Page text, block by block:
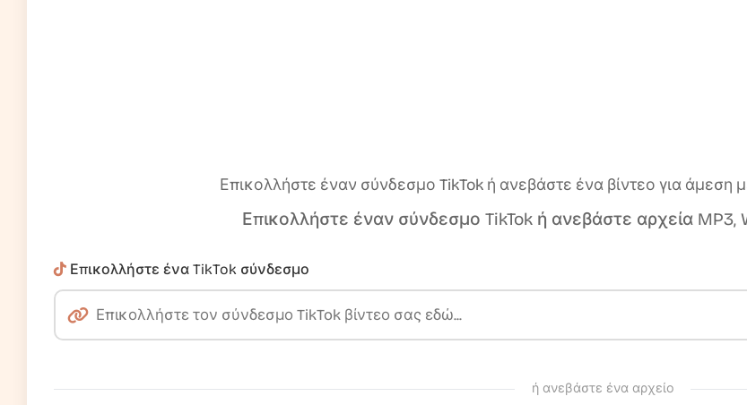
Επικολλήστε έναν σύνδεσμο TikTok ή ανεβάστε ένα βίντεο για άμεση
Επικολλήστε έναν σύνδεσμο TikTok ή ανεβάστε αρχεία MP3,
Επικολλήστε ένα TikTok σύνδεσμο
ή ανεβάστε ένα αρχείο